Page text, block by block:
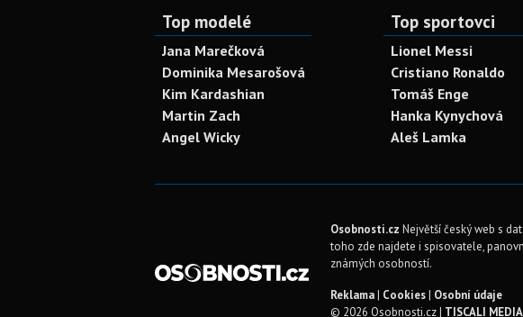
Top modelé
Jana Marečková
Dominika Mesarošová
Kim Kardashian
Martin Zach
Angel Wicky
Top sportovci
Lionel Messi
Cristiano Ronaldo
Tomáš Enge
Hanka Kynychová
Aleš Lamka
Osobnosti.cz Největší český web s
toho zde najdete i spisovatele,
známých osobností.
Reklama Cookies Osobní údaje
© 2026 Osobnosti.cz | TISCALI